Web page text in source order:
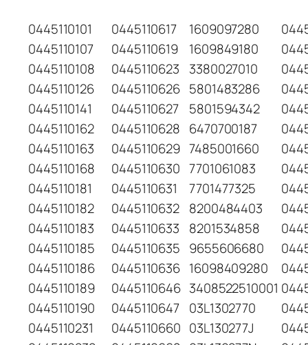
0445110101 0445110617 1609097280
0445110107
0445110619 1609849180
0445110108
0445110623 3380027010
0445110126
0445110626 5801483286
0445110141
0445110627 5801594342
0445110162
0445110628 6470700187
0445110163
0445110629 7485001660
0445110168
0445110630 7701061083
0445110181
0445110631 7701477325
0445110182
0445110632 8200484403
0445110183
0445110633 8201534858
0445110185
0445110635 9655606680
0445110186
0445110636 16098409280
0445110189
0445110646 3408522510001
0445110190
0445110647 03L1302770
0445110231
0445110660 03L130277J